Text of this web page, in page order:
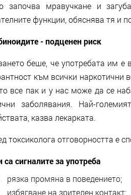
започва мравучкане и
функции, обяснява тя и
- подценен риск
беше, че употребата им е
към всички наркотични
все пак и у нас може да се
заболявания. Най-
казва лекарката.
токсиколога отговорността е
са сигналите за употреба
рязка промяна в поведението;
избягване на зрителен контакт;